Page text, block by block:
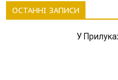
ОСТАННІ ЗАПИСИ
У